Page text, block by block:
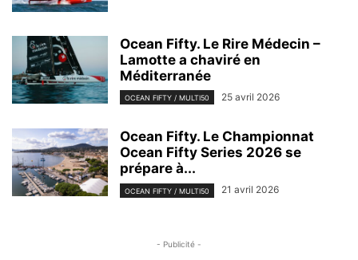
Ocean Fifty. Le Rire Médecin –
Lamotte a chaviré en
Méditerranée
OCEAN FIFTY / MULTI50 25 avril 2026
Ocean Fifty. Le Championnat
Ocean Fifty Series 2026 se
prépare à...
OCEAN FIFTY / MULTI50 21 avril 2026
- Publicité -